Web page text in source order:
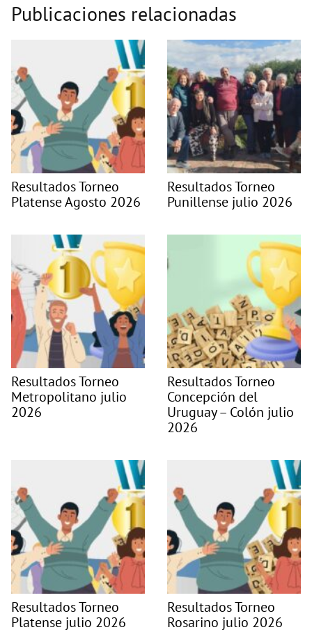
Publicaciones relacionadas
Resultados Torneo
Platense Agosto 2026
Resultados Torneo
Punillense julio 2026
Resultados Torneo
Metropolitano julio
2026
Resultados Torneo
Concepción del
Uruguay – Colón julio
2026
Resultados Torneo
Platense julio 2026
Resultados Torneo
Rosarino julio 2026